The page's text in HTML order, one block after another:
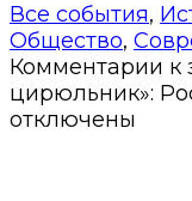
Все события,
Общество,
Комментарии к
цирюльник»:
отключены